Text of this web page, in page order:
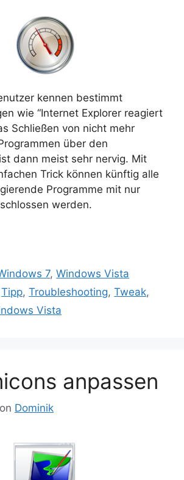
kennen bestimmt
wie “Internet Explorer reagiert
Schließen von nicht mehr
über den
dann meist sehr nervig. Mit
Trick können künftig alle
Programme mit nur
werden.
7,Windows Vista
Tipp,Troubleshooting,Tweak,
Vista
anpassen
Dominik